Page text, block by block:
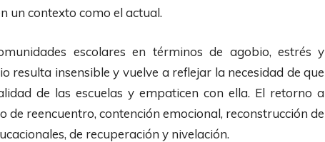
un contexto como el actual.
escolares en términos de agobio, estrés y
resulta insensible y vuelve a reflejar la necesidad de que
de las escuelas y empaticen con ella. El retorno a
de reencuentro, contención emocional, reconstrucción de
de recuperación y nivelación.